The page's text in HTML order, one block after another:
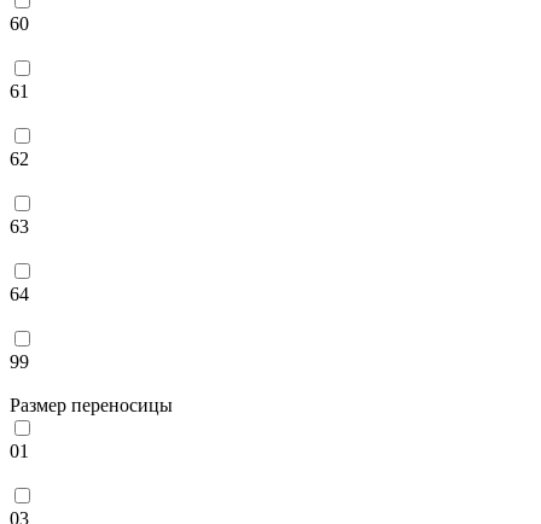
60
61
62
63
64
99
Размер переносицы
01
03